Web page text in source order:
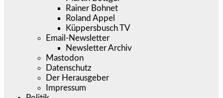
Rainer Bohnet
Roland Appel
Küppersbusch TV
Email-Newsletter
Newsletter Archiv
Mastodon
Datenschutz
Der Herausgeber
Impressum